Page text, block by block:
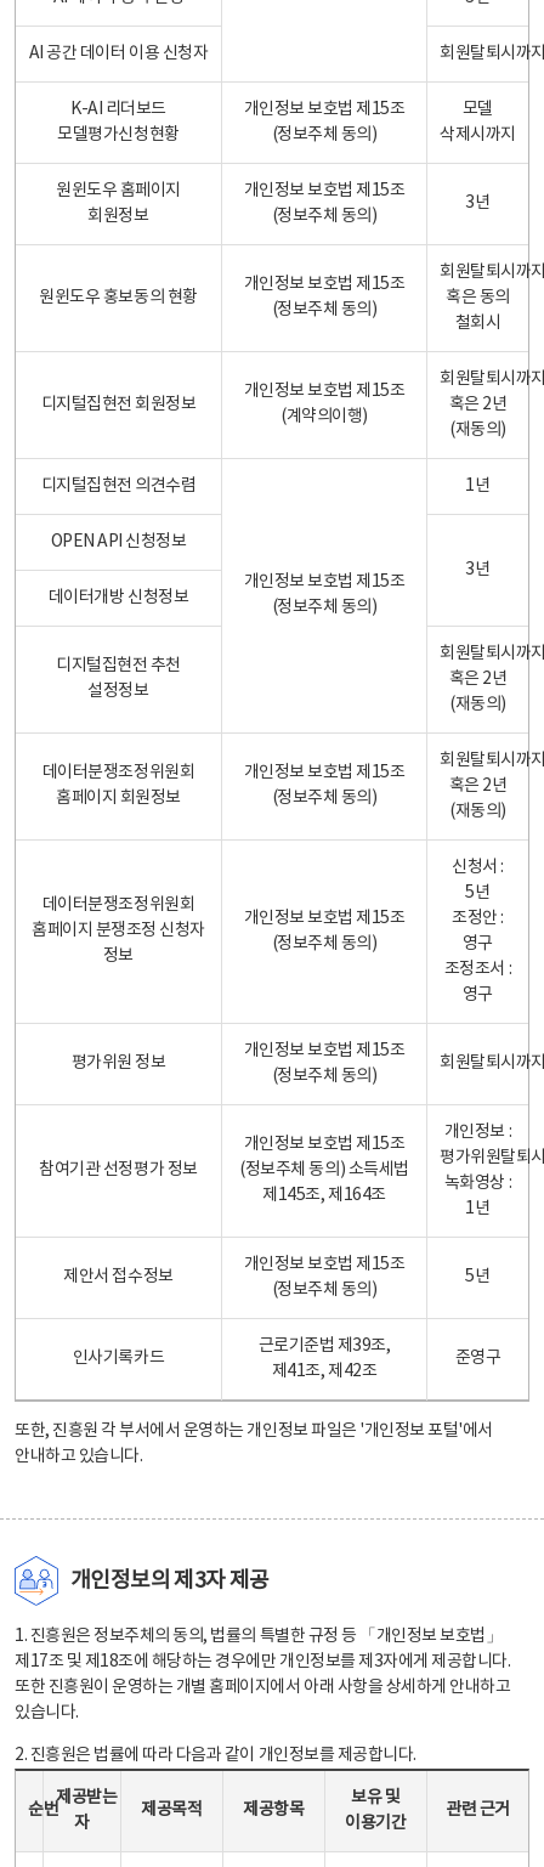
AI 공간 데이터 이용 신청자 회원탈퇴시까
K-AI 리더보드
모델평가신청현황
개인정보 보호법 제15조
(정보주체 동의)
모델
삭제시까지
원윈도우 홈페이지
회원정보
개인정보 보호법 제15조
(정보주체 동의)
3년
원윈도우 홍보동의 현황
개인정보 보호법 제15조
(정보주체 동의)
회원탈퇴시까
혹은 동의
철회시
디지털집현전 회원정보
개인정보 보호법 제15조
(계약의이행)
회원탈퇴시까
혹은 2년
(재동의)
디지털집현전 의견수렴
개인정보 보호법 제15조
(정보주체 동의)
1년
OPEN API 신청정보
3년
데이터개방 신청정보
디지털집현전 추천
설정정보
회원탈퇴시까
혹은 2년
(재동의)
데이터분쟁조정위원회
홈페이지 회원정보
개인정보 보호법 제15조
(정보주체 동의)
회원탈퇴시까
혹은 2년
(재동의)
데이터분쟁조정위원회
홈페이지 분쟁조정 신청자
정보
개인정보 보호법 제15조
(정보주체 동의)
신청서 :
5년
조정안 :
영구
조정조서 :
영구
평가위원 정보
개인정보 보호법 제15조
(정보주체 동의)
회원탈퇴시까
참여기관 선정평가 정보
개인정보 보호법 제15조
(정보주체 동의) 소득세법
제145조, 제164조
개인정보 :
평가위원탈퇴
녹화영상 :
1년
제안서 접수정보
개인정보 보호법 제15조
(정보주체 동의)
5년
인사기록카드
근로기준법 제39조,
제41조, 제42조
준영구
또한, 진흥원 각 부서에서 운영하는 개인정보 파일은 '개인정보 포털'에서
안내하고 있습니다.
개인정보의 제3자 제공
1. 진흥원은 정보주체의 동의, 법률의 특별한 규정 등 「개인정보 보호법」
제17조 및 제18조에 해당하는 경우에만 개인정보를 제3자에게 제공합니다.
또한 진흥원이 운영하는 개별 홈페이지에서 아래 사항을 상세하게 안내하고
있습니다.
2. 진흥원은 법률에 따라 다음과 같이 개인정보를 제공합니다.
순번
제공받는
자
제공목적 제공항목
보유 및
이용기간
관련 근거